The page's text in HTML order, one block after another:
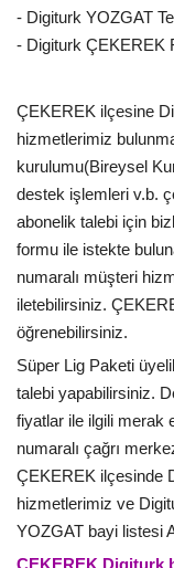
- Digiturk YOZGAT
- Digiturk ÇEKEREK
ÇEKEREK ilçesine
hizmetlerimiz
kurulumu(Bireysel
destek işlemleri v.b.
abonelik talebi için
formu ile istekte
numaralı müşteri
iletebilirsiniz.
öğrenebilirsiniz.
Süper Lig Paketi
talebi yapabilirsiniz.
fiyatlar ile ilgili merak
numaralı çağrı
ÇEKEREK ilçesinde
hizmetlerimiz ve
YOZGAT bayi listesi
ÇEKEREK Digiturk